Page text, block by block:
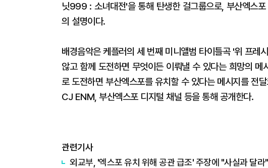
닛999 : 소녀대전'을 통해 탄생한 걸그룹으로, 부산엑스
의 설명이다.
배경음악은 케플러의 세 번째 미니앨범 타이틀곡 '위 프
않고 함께 도전하면 무엇이든 이뤄낼 수 있다는 희망의
로 도전하면 부산엑스포를 유치할 수 있다는 메시지를 전
CJ ENM, 부산엑스포 디지털 채널 등을 통해 공개한다.
관련기사
외교부, '엑스포 유치 위해 공관 급조' 주장에 "사실과 달라